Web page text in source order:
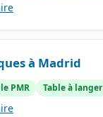
à Madrid
PMR Table à langer